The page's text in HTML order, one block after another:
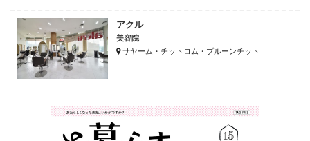
アクル
美容院
サヤーム・チットロム・プルーンチット